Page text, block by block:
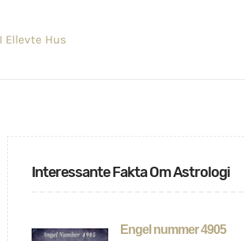
Ellevte Hus
Interessante Fakta Om Astrologi
Engel nummer 4905